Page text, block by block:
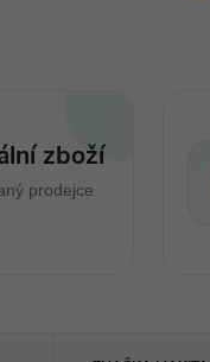
zboží
prodejce